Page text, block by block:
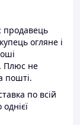
продавець
огляне і
Плюс не
пошті.
по всій